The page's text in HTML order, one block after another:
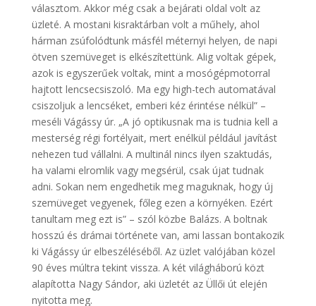
választom. Akkor még csak a bejárati oldal volt az
üzleté. A mostani kisraktárban volt a műhely, ahol
hárman zsúfolódtunk másfél méternyi helyen, de napi
ötven szemüveget is elkészítettünk. Alig voltak gépek,
azok is egyszerűek voltak, mint a mosógépmotorral
hajtott lencsecsiszoló. Ma egy high-tech automatával
csiszoljuk a lencséket, emberi kéz érintése nélkül” –
meséli Vágássy úr. „A jó optikusnak ma is tudnia kell a
mesterség régi fortélyait, mert enélkül például javítást
nehezen tud vállalni. A multinál nincs ilyen szaktudás,
ha valami elromlik vagy megsérül, csak újat tudnak
adni. Sokan nem engedhetik meg maguknak, hogy új
szemüveget vegyenek, főleg ezen a környéken. Ezért
tanultam meg ezt is” – szól közbe Balázs. A boltnak
hosszú és drámai története van, ami lassan bontakozik
ki Vágássy úr elbeszéléséből. Az üzlet valójában közel
90 éves múltra tekint vissza. A két világháború közt
alapította Nagy Sándor, aki üzletét az Üllői út elején
nyitotta meg.